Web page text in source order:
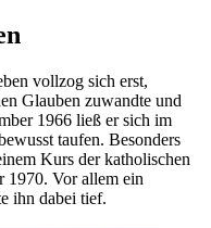
vollzog sich erst,
Glauben zuwandte und
1966 ließ er sich im
taufen. Besonders
Kurs der katholischen
1970. Vor allem ein
ihn dabei tief.